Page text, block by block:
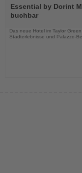
Sie
die
Essential by Dorint
buchbar
Das neue Hotel im Taylor
Stadterlebnisse und Palazzo-